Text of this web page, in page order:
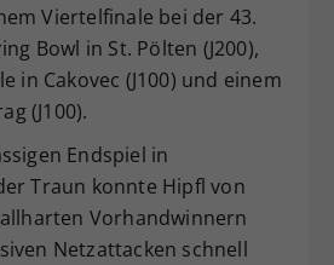
Viertelfinale bei der 43.
Bowl in St. Pölten (J200),
in Cakovec (J100) und einem
(J100).
Endspiel in
Traun konnte Hipfl von
Vorhandwinnern
Netzattacken schnell